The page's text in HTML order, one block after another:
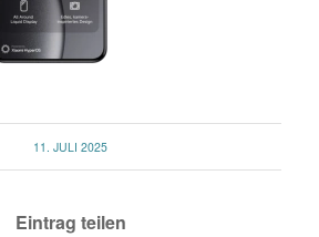
11. JULI 2025
Eintrag teilen